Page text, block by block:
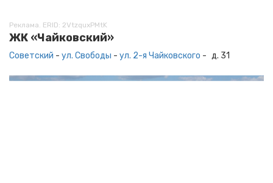
Реклама. ERID: 2VtzquxPMtK
ЖК «Чайковский»
Советский - ул. Свободы - ул. 2-я Чайковского - д. 31